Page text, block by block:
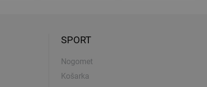
SPORT
Nogomet
Košarka